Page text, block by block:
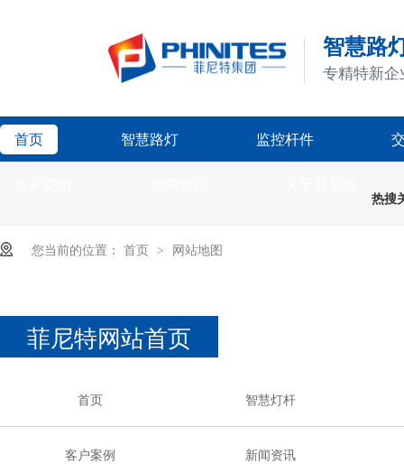
智慧路
专精特新企
首页 智慧路灯 监控杆件
热搜
您当前的位置： 首页 > 网站地图
菲尼特网站首页
首页 智慧灯杆
客户案例 新闻资讯